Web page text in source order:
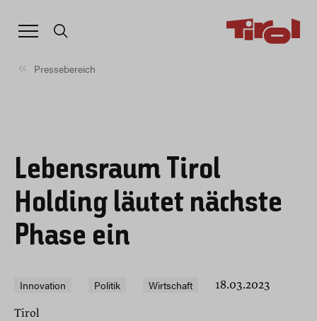
Pressebereich
Lebensraum Tirol
Holding läutet nächste
Phase ein
Innovation Politik Wirtschaft
18.03.2023
Tirol